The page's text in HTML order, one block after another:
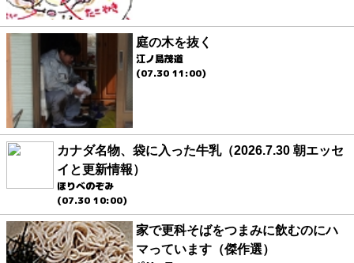
庭の木を抜く
江ノ島茂道
(07.30 11:00)
カナダ名物、袋に入った牛乳（2026.7.30 朝エッセ
イと更新情報）
ほりべのぞみ
(07.30 10:00)
家で更科そばをつまみに飲むのにハ
マっています（傑作選）